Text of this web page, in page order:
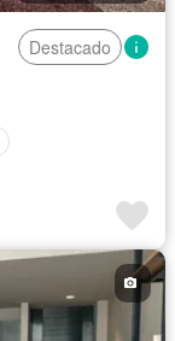
Destacado